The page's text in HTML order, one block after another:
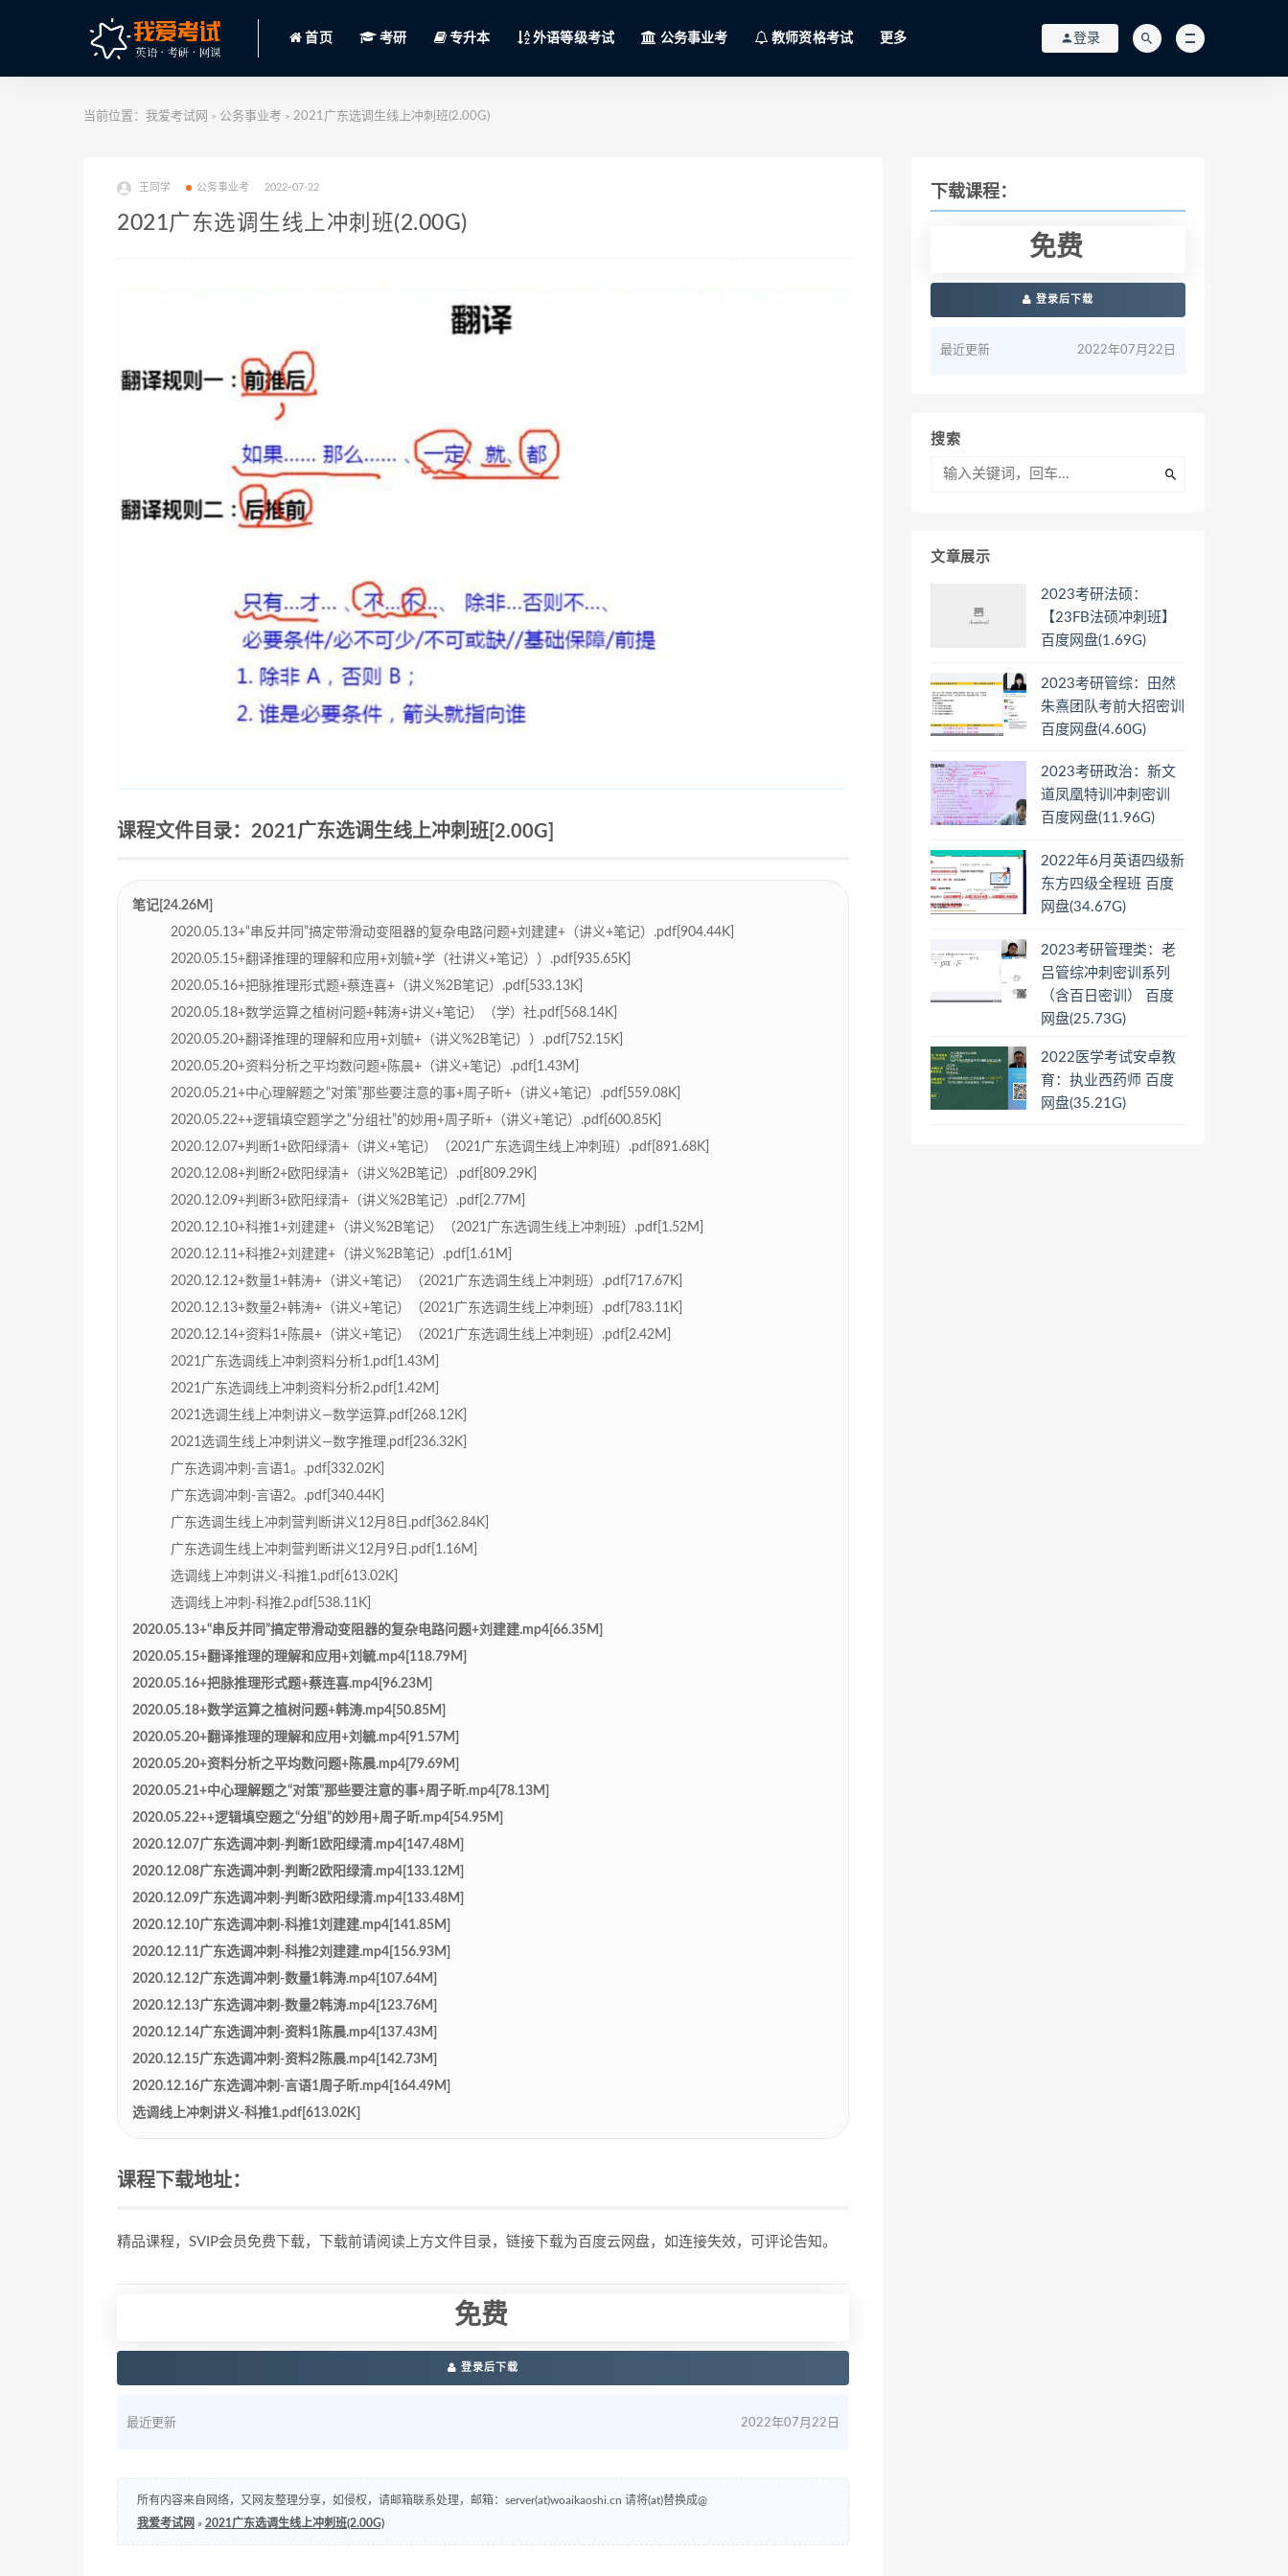
首页 考研 专升本 外语等级考试 公务事业考 教师资格考试 更多 登录
当前位置： 我爱考试网 > 公务事业考 > 2021广东选调生线上冲刺班(2.00G)
王同学 公务事业考 2022-07-22
2021广东选调生线上冲刺班(2.00G)
课程文件目录：2021广东选调生线上冲刺班[2.00G]
笔记[24.26M]
2020.05.13+“串反并同”搞定带滑动变阻器的复杂电路问题+刘建建+（讲义+笔记）.pdf[904.44K]
2020.05.15+翻译推理的理解和应用+刘毓+学（社讲义+笔记））.pdf[935.65K]
2020.05.16+把脉推理形式题+蔡连喜+（讲义%2B笔记）.pdf[533.13K]
2020.05.18+数学运算之植树问题+韩涛+讲义+笔记）（学）社.pdf[568.14K]
2020.05.20+翻译推理的理解和应用+刘毓+（讲义%2B笔记））.pdf[752.15K]
2020.05.20+资料分析之平均数问题+陈晨+（讲义+笔记）.pdf[1.43M]
2020.05.21+中心理解题之“对策”那些要注意的事+周子昕+（讲义+笔记）.pdf[559.08K]
2020.05.22++逻辑填空题学之“分组社”的妙用+周子昕+（讲义+笔记）.pdf[600.85K]
2020.12.07+判断1+欧阳绿清+（讲义+笔记）（2021广东选调生线上冲刺班）.pdf[891.68K]
2020.12.08+判断2+欧阳绿清+（讲义%2B笔记）.pdf[809.29K]
2020.12.09+判断3+欧阳绿清+（讲义%2B笔记）.pdf[2.77M]
2020.12.10+科推1+刘建建+（讲义%2B笔记）（2021广东选调生线上冲刺班）.pdf[1.52M]
2020.12.11+科推2+刘建建+（讲义%2B笔记）.pdf[1.61M]
2020.12.12+数量1+韩涛+（讲义+笔记）（2021广东选调生线上冲刺班）.pdf[717.67K]
2020.12.13+数量2+韩涛+（讲义+笔记）（2021广东选调生线上冲刺班）.pdf[783.11K]
2020.12.14+资料1+陈晨+（讲义+笔记）（2021广东选调生线上冲刺班）.pdf[2.42M]
2021广东选调线上冲刺资料分析1.pdf[1.43M]
2021广东选调线上冲刺资料分析2.pdf[1.42M]
2021选调生线上冲刺讲义—数学运算.pdf[268.12K]
2021选调生线上冲刺讲义—数字推理.pdf[236.32K]
广东选调冲刺-言语1。.pdf[332.02K]
广东选调冲刺-言语2。.pdf[340.44K]
广东选调生线上冲刺营判断讲义12月8日.pdf[362.84K]
广东选调生线上冲刺营判断讲义12月9日.pdf[1.16M]
选调线上冲刺讲义-科推1.pdf[613.02K]
选调线上冲刺-科推2.pdf[538.11K]
2020.05.13+“串反并同”搞定带滑动变阻器的复杂电路问题+刘建建.mp4[66.35M]
2020.05.15+翻译推理的理解和应用+刘毓.mp4[118.79M]
2020.05.16+把脉推理形式题+蔡连喜.mp4[96.23M]
2020.05.18+数学运算之植树问题+韩涛.mp4[50.85M]
2020.05.20+翻译推理的理解和应用+刘毓.mp4[91.57M]
2020.05.20+资料分析之平均数问题+陈晨.mp4[79.69M]
2020.05.21+中心理解题之“对策”那些要注意的事+周子昕.mp4[78.13M]
2020.05.22++逻辑填空题之“分组”的妙用+周子昕.mp4[54.95M]
2020.12.07广东选调冲刺-判断1欧阳绿清.mp4[147.48M]
2020.12.08广东选调冲刺-判断2欧阳绿清.mp4[133.12M]
2020.12.09广东选调冲刺-判断3欧阳绿清.mp4[133.48M]
2020.12.10广东选调冲刺-科推1刘建建.mp4[141.85M]
2020.12.11广东选调冲刺-科推2刘建建.mp4[156.93M]
2020.12.12广东选调冲刺-数量1韩涛.mp4[107.64M]
2020.12.13广东选调冲刺-数量2韩涛.mp4[123.76M]
2020.12.14广东选调冲刺-资料1陈晨.mp4[137.43M]
2020.12.15广东选调冲刺-资料2陈晨.mp4[142.73M]
2020.12.16广东选调冲刺-言语1周子昕.mp4[164.49M]
选调线上冲刺讲义-科推1.pdf[613.02K]
课程下载地址：
精品课程，SVIP会员免费下载，下载前请阅读上方文件目录，链接下载为百度云网盘，如连接失效，可评论告知。
免费
登录后下载
最近更新 2022年07月22日
所有内容来自网络，又网友整理分享，如侵权，请邮箱联系处理，邮箱：server(at)woaikaoshi.cn 请将(at)替换成@
我爱考试网 » 2021广东选调生线上冲刺班(2.00G)
下载课程：
免费
登录后下载
最近更新 2022年07月22日
搜索
文章展示
2023考研法硕：
【23FB法硕冲刺班】
百度网盘(1.69G)
2023考研管综：田然
朱熹团队考前大招密训
百度网盘(4.60G)
2023考研政治：新文
道凤凰特训冲刺密训
百度网盘(11.96G)
2022年6月英语四级新
东方四级全程班 百度
网盘(34.67G)
2023考研管理类：老
吕管综冲刺密训系列
（含百日密训） 百度
网盘(25.73G)
2022医学考试安卓教
育：执业西药师 百度
网盘(35.21G)